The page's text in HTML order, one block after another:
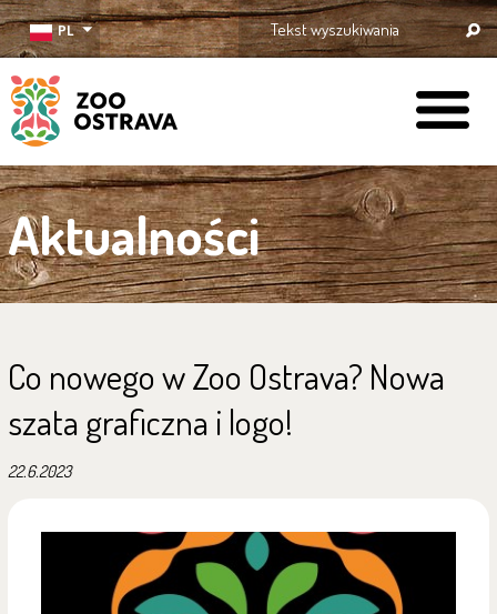
PL
ZOO Ostrava
Aktualności
Co nowego w Zoo Ostrava? Nowa
szata graficzna i logo!
22.6.2023